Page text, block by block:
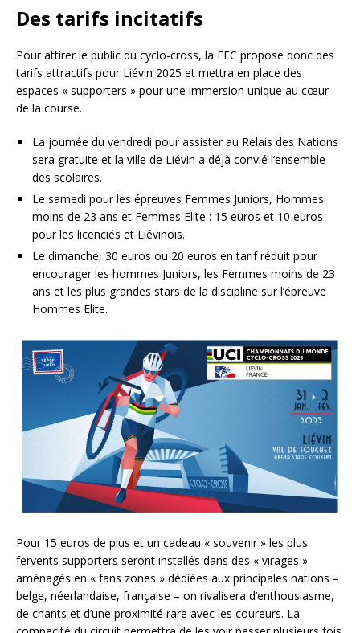
Des tarifs incitatifs
Pour attirer le public du cyclo-cross, la FFC propose donc des
tarifs attractifs pour Liévin 2025 et mettra en place des
espaces « supporters » pour une immersion unique au cœur
de la course.
La journée du vendredi pour assister au Relais des Nations
sera gratuite et la ville de Liévin a déjà convié l’ensemble
des scolaires.
Le samedi pour les épreuves Femmes Juniors, Hommes
moins de 23 ans et Femmes Elite : 15 euros et 10 euros
pour les licenciés et Liévinois.
Le dimanche, 30 euros ou 20 euros en tarif réduit pour
encourager les hommes Juniors, les Femmes moins de 23
ans et les plus grandes stars de la discipline sur l’épreuve
Hommes Elite.
Pour 15 euros de plus et un cadeau « souvenir » les plus
fervents supporters seront installés dans des « virages »
aménagés en « fans zones » dédiées aux principales nations –
belge, néerlandaise, française – on rivalisera d’enthousiasme,
de chants et d’une proximité rare avec les coureurs. La